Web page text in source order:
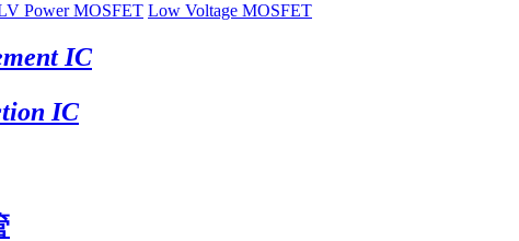
Power MOSFET Low Voltage MOSFET
IC
IC